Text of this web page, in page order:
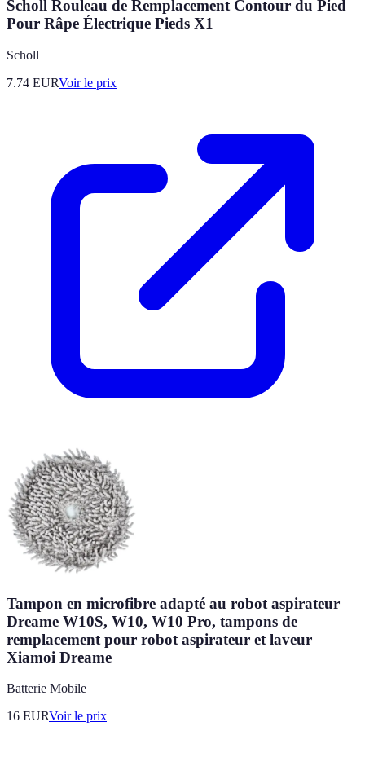
Scholl Rouleau de Remplacement Contour du Pied
Pour Râpe Électrique Pieds X1
Scholl
7.74 EURVoir le prix
Tampon en microfibre adapté au robot aspirateur
Dreame W10S, W10, W10 Pro, tampons de
remplacement pour robot aspirateur et laveur
Xiamoi Dreame
Batterie Mobile
16 EURVoir le prix